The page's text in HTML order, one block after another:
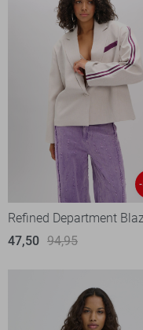
Refined Department
47,50 94,95